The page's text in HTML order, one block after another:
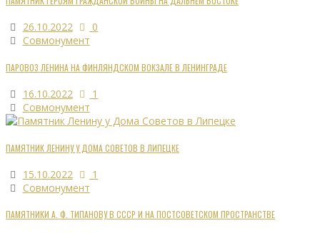
26.10.2022
0
Совмонумент
ПАРОВОЗ ЛЕНИНА НА ФИНЛЯНДСКОМ ВОКЗАЛЕ В ЛЕНИНГРАДЕ
16.10.2022
1
Совмонумент
ПАМЯТНИК ЛЕНИНУ У ДОМА СОВЕТОВ В ЛИПЕЦКЕ
15.10.2022
1
Совмонумент
ПАМЯТНИКИ А. Ф. ТИПАНОВУ В СССР И НА ПОСТСОВЕТСКОМ ПРОСТРАНСТВЕ